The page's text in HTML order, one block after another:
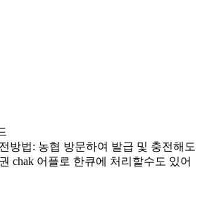
방법: 농협 방문하여 발급 및 충전해도
chak 어플로 한큐에 처리할수도 있어